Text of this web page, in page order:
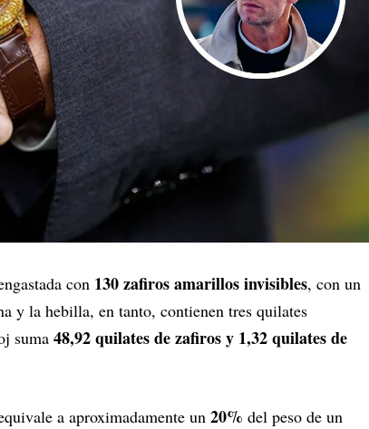
con 130 zafiros amarillos invisibles, con un
y la hebilla, en tanto, contienen tres quilates
suma 48,92 quilates de zafiros y 1,32 quilates de
a aproximadamente un 20% del peso de un